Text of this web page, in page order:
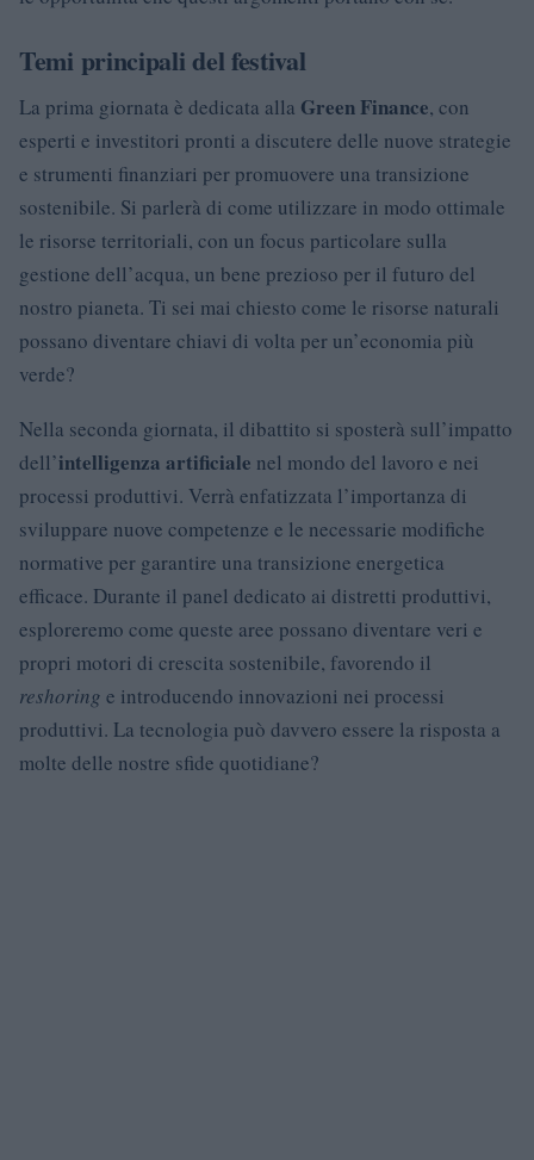
Temi principali del festival
La prima giornata è dedicata alla Green Finance, con
esperti e investitori pronti a discutere delle nuove strategie
e strumenti finanziari per promuovere una transizione
sostenibile. Si parlerà di come utilizzare in modo ottimale
le risorse territoriali, con un focus particolare sulla
gestione dell’acqua, un bene prezioso per il futuro del
nostro pianeta. Ti sei mai chiesto come le risorse naturali
possano diventare chiavi di volta per un’economia più
verde?
Nella seconda giornata, il dibattito si sposterà sull’impatto
dell’intelligenza artificiale nel mondo del lavoro e nei
processi produttivi. Verrà enfatizzata l’importanza di
sviluppare nuove competenze e le necessarie modifiche
normative per garantire una transizione energetica
efficace. Durante il panel dedicato ai distretti produttivi,
esploreremo come queste aree possano diventare veri e
propri motori di crescita sostenibile, favorendo il
reshoring e introducendo innovazioni nei processi
produttivi. La tecnologia può davvero essere la risposta a
molte delle nostre sfide quotidiane?